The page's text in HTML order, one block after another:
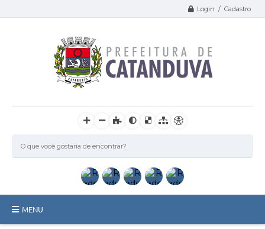
Login / Cadastro
MENU